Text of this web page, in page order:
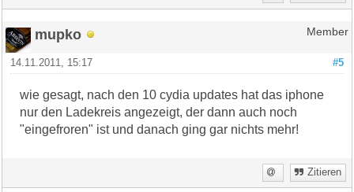
mupko Member
#5
14.11.2011, 15:17
wie gesagt, nach den 10 cydia updates hat das iphone
nur den Ladekreis angezeigt, der dann auch noch
"eingefroren" ist und danach ging gar nichts mehr!
Zitieren